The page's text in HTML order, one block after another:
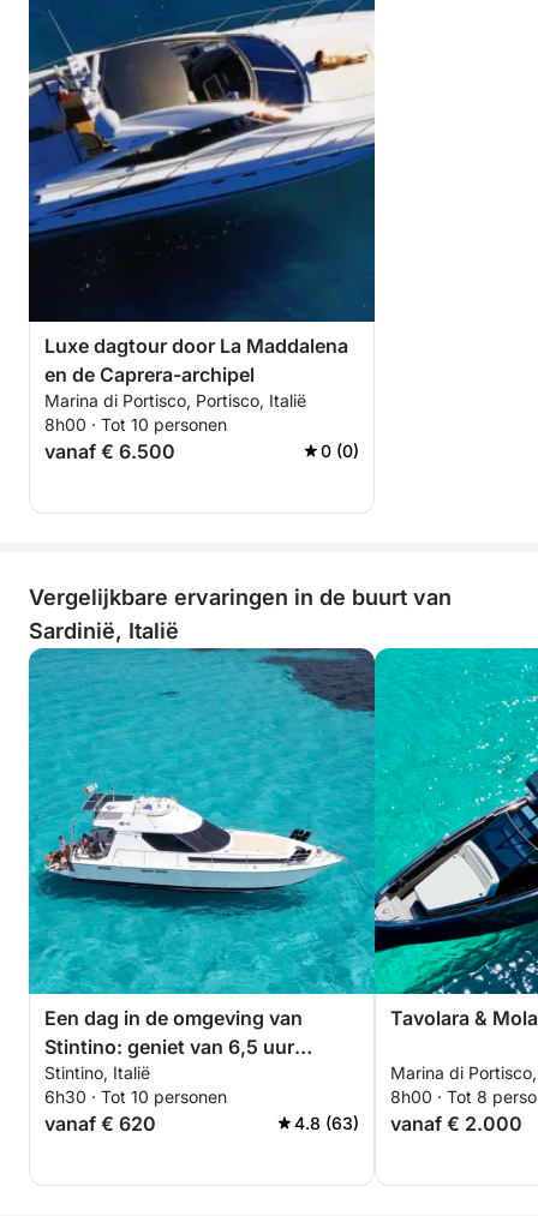
Luxe dagtour door La Maddalena
en de Caprera-archipel
Marina di Portisco, Portisco, Italië
8h00 · Tot 10 personen
vanaf € 6.500 0 (0)
Vergelijkbare ervaringen in de buurt van
Sardinië, Italië
Een dag in de omgeving van
Stintino: geniet van 6,5 uur
ontdekkingstocht aan boord van
een 14 meter lange motorboot.
Stintino, Italië
6h30 · Tot 10 personen
vanaf € 620 4.8 (63)
Tavolara &
Marina di
8h00 · Tot 8
vanaf € 2.000